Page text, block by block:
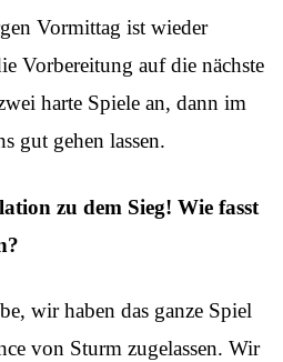
Vormittag ist wieder
Vorbereitung auf die nächste
harte Spiele an, dann im
gut gehen lassen.
zu dem Sieg! Wie fasst
wir haben das ganze Spiel
von Sturm zugelassen. Wir